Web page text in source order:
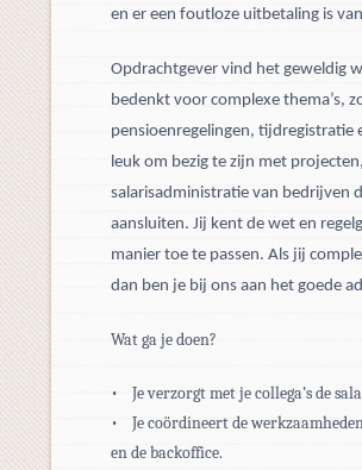
en er een foutloze uitbetaling is
Opdrachtgever vind het geweldig
bedenkt voor complexe thema’s,
pensioenregelingen, tijdregistratie
leuk om bezig te zijn met
salarisadministratie van bedrijven
aansluiten. Jij kent de wet en
manier toe te passen. Als jij
dan ben je bij ons aan het goede
Wat ga je doen?
• Je verzorgt met je collega’s de
• Je coördineert de
en de backoffice.